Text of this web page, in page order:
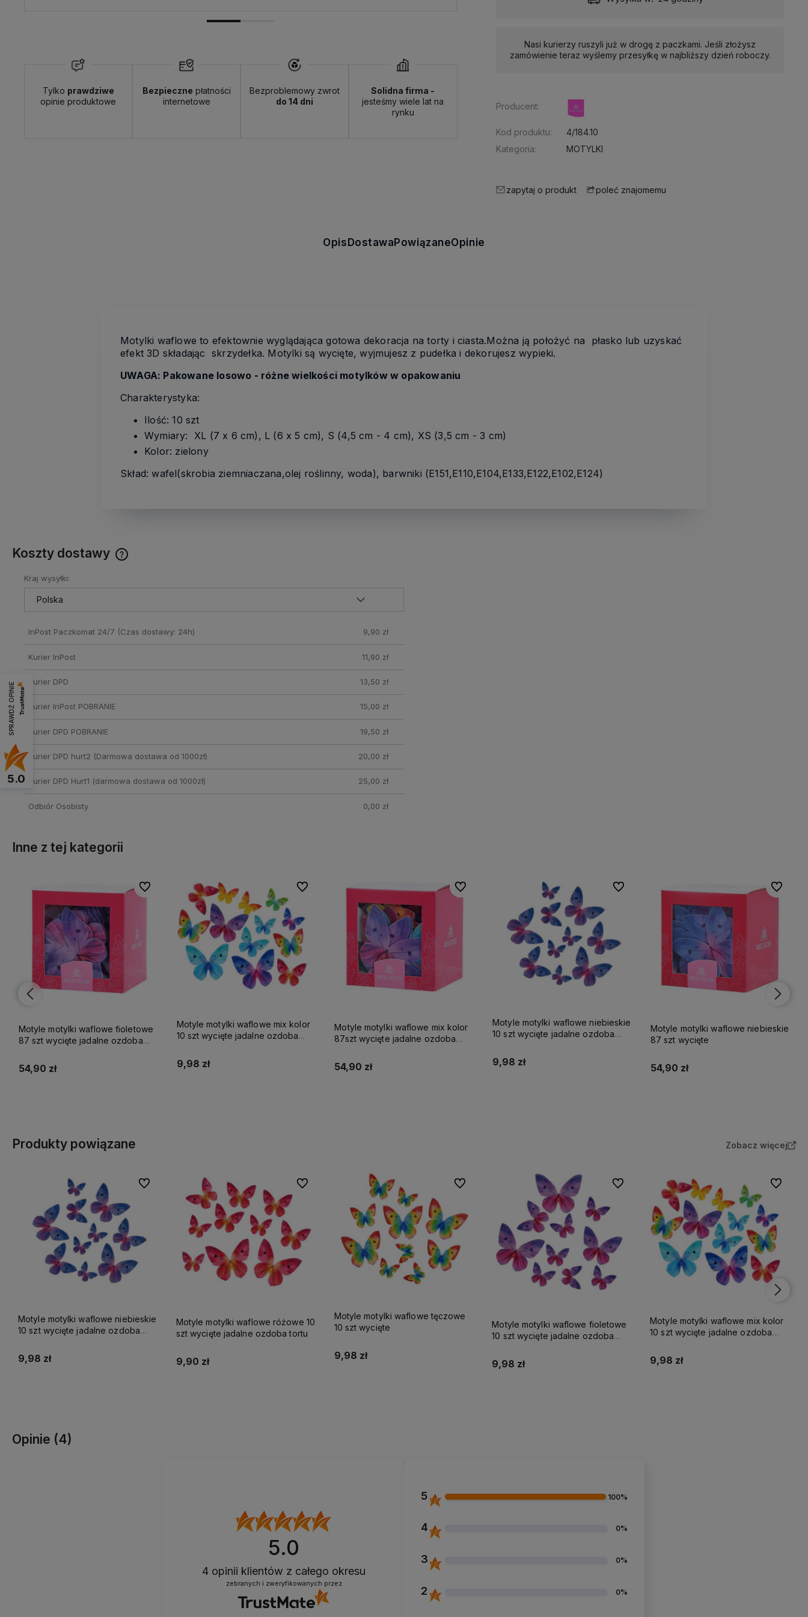
Tylko prawdziwe
opinie produktowe
Bezpieczne płatności
internetowe
Bezproblemowy zwrot
do 14 dni
Solidna firma -
jesteśmy wiele lat na
rynku
Nasi kurierzy ruszyli już w drogę z paczkami. Jeśli złożysz
zamówienie teraz wyślemy przesyłkę w najbliższy dzień roboczy.
Producent:
Kod produktu:
4/184.10
Kategoria:
MOTYLKI
zapytaj o produkt poleć znajomemu
OpisDostawaPowiązaneOpinie
Motylki waflowe to efektownie wyglądająca gotowa dekoracja na torty i ciasta.Można ją położyć na płasko lub uzyskać
efekt 3D składając skrzydełka. Motylki są wycięte, wyjmujesz z pudełka i dekorujesz wypieki.
UWAGA: Pakowane losowo - różne wielkości motylków w opakowaniu
Charakterystyka:
Ilość: 10 szt
Wymiary: XL (7 x 6 cm), L (6 x 5 cm), S (4,5 cm - 4 cm), XS (3,5 cm - 3 cm)
Kolor: zielony
Skład: wafel(skrobia ziemniaczana,olej roślinny, woda), barwniki (E151,E110,E104,E133,E122,E102,E124)
Koszty dostawy
Kraj wysyłki:
InPost Paczkomat 24/7 (Czas dostawy: 24h) 9,90 zł
Kurier InPost 11,90 zł
Kurier DPD 13,50 zł
Kurier InPost POBRANIE 15,00 zł
Kurier DPD POBRANIE 19,50 zł
Kurier DPD hurt2 (Darmowa dostawa od 1000zł) 20,00 zł
Kurier DPD Hurt1 (darmowa dostawa od 1000zł) 25,00 zł
Odbiór Osobisty 0,00 zł
Inne z tej kategorii
Motyle motylki waflowe fioletowe
87 szt wycięte jadalne ozdoba
54,90 zł
Do ulubionych
Do ulubionych
Motyle motylki waflowe mix kolor
10 szt wycięte jadalne ozdoba
9,98 zł
Do ulubionych
Do ulubionych
Motyle motylki waflowe mix kolor
87szt wycięte jadalne ozdoba
54,90 zł
Do ulubionych
Do ulubionych
Motyle motylki waflowe niebieskie
10 szt wycięte jadalne ozdoba
9,98 zł
Do ulubionych
Do ulubionych
Motyle motylki waflowe niebieskie
87 szt wycięte
54,90 zł
Do
Do
Produkty powiązane Zobacz więcej
Motyle motylki waflowe niebieskie
10 szt wycięte jadalne ozdoba
9,98 zł
Do ulubionych
Motyle motylki waflowe różowe 10
szt wycięte jadalne ozdoba tortu
9,90 zł
Do ulubionych
Motyle motylki waflowe tęczowe
10 szt wycięte
9,98 zł
Do ulubionych
Motyle motylki waflowe fioletowe
10 szt wycięte jadalne ozdoba
9,98 zł
Do ulubionych
Motyle motylki waflowe mix kolor
10 szt wycięte jadalne ozdoba
9,98 zł
Do
Opinie (4)
5.0
4 opinii klientów z całego okresu
zebranych i zweryfikowanych przez
5 100%
4 0%
3 0%
2 0%
SPRAWDŹ OPINIE
5.0